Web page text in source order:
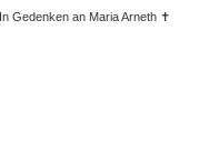
Gedenken an Maria Arneth ✝